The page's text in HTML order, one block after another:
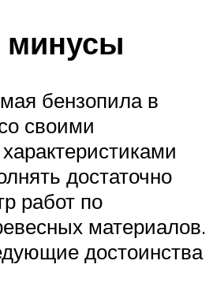
бензопила в
своими
достаточно
работ по
материалов.
достоинства